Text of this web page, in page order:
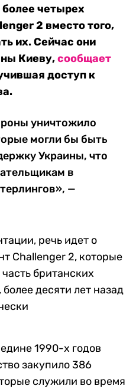
более четырех
2 вместо того,
их. Сейчас они
Киеву,сообщает
доступ к
уничтожило
могли бы быть
Украины, что
в
—
речь идет о
Challenger 2, которые
британских
десяти лет назад
1990-х годов
закупило 386
служили во время